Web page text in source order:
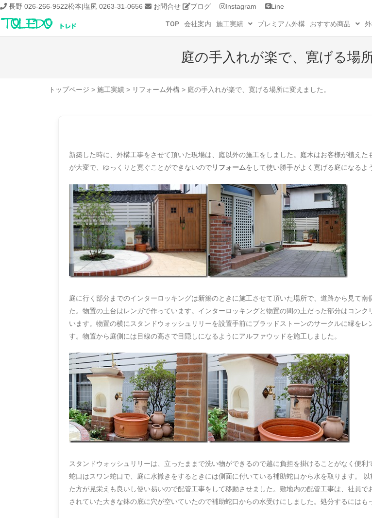
長野 026-266-9522松本|塩尻 0263-31-0656 お問合せ ブログ Instagram Line
TOP
会社案内 施工実績 プレミアム外構 おすすめ商品
庭の手入れが楽で、寛げる場
トップページ > 施工実績 > リフォーム外構 > 庭の手入れが楽で、寛げる場所に変えました。
新築した時に、外構工事をさせて頂いた現場は、庭以外の施工をしました。庭木はお客様が植え
が大変で、ゆっくりと寛ぐことができないのでリフォームをして使い勝手がよく寛げる庭になるよ
庭に行く部分までのインターロッキングは新築のときに施工させて頂いた場所で、道路から見て
た。物置の土台はレンガで作っています。インターロッキングと物置の間の土だった部分はコン
います。物置の横にスタンドウォッシュリリーを設置手前にブラッドストーンのサークルに縁を
す。物置から庭側には目線の高さで目隠しになるようにアルファウッドを施工しました。
スタンドウォッシュリリーは、立ったままで洗い物ができるので越に負担を掛けることがなく便
蛇口はスワン蛇口で、庭に水撒きをするときには側面に付いている補助蛇口から水を取ります。
た方が見栄えも良いし使い易いので配管工事をして移動させました。敷地内の配管工事は、社員
されていた大きな鉢の底に穴が空いていたので補助蛇口からの水受けにしました。処分するにはも